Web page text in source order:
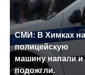
СМИ: В Химках на
полицейскую
машину напали и
подожгли.